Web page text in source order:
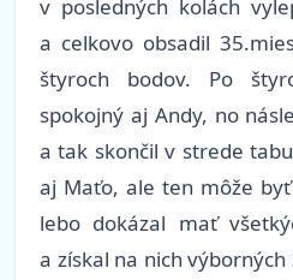
v posledných kolách
a celkovo obsadil
štyroch bodov. Po
spokojný aj Andy, no
a tak skončil v strede
aj Maťo, ale ten môže
lebo dokázal mať
a získal na nich